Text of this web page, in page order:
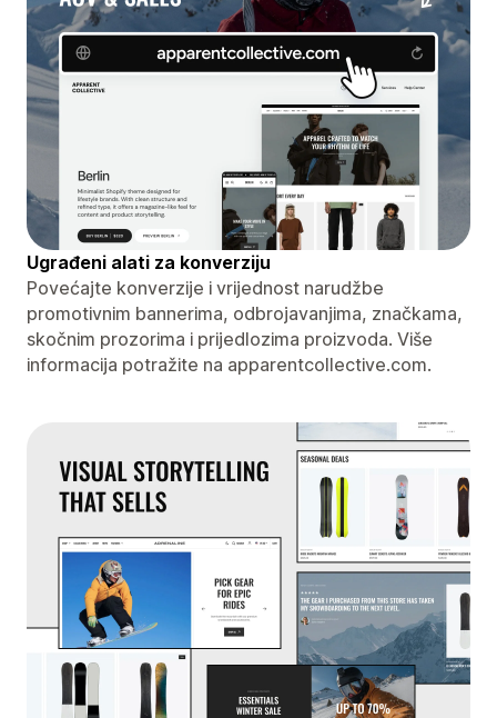
Ugrađeni alati za konverziju
Povećajte konverzije i vrijednost narudžbe
promotivnim bannerima, odbrojavanjima, značkama,
skočnim prozorima i prijedlozima proizvoda. Više
informacija potražite na apparentcollective.com.